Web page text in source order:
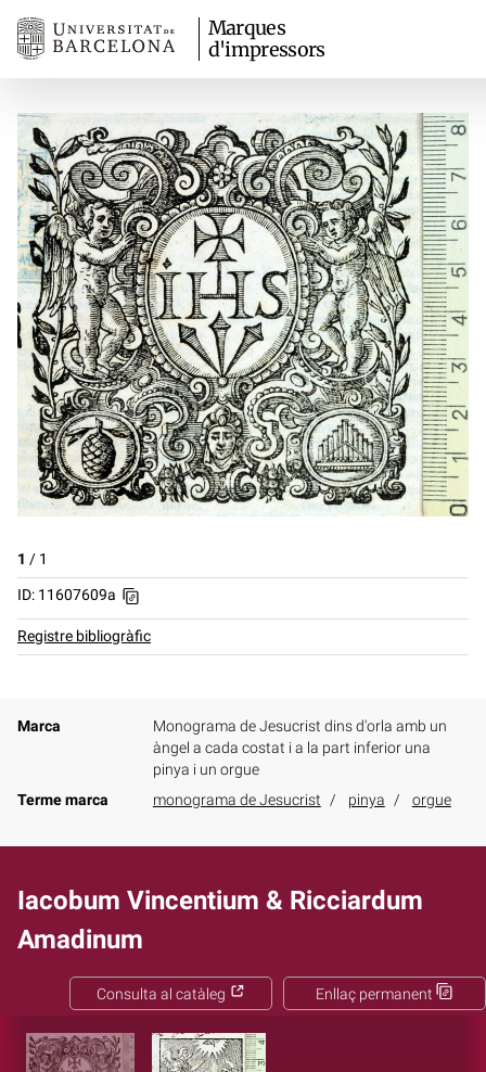
Marques
d'impressors
1 / 1
ID: 11607609a
Registre bibliogràfic
Marca
Monograma de Jesucrist dins d'orla amb un
àngel a cada costat i a la part inferior una
pinya i un orgue
Terme marca
monograma de Jesucrist pinya orgue
Iacobum Vincentium & Ricciardum
Amadinum
Enllaç permanent
Consulta al catàleg